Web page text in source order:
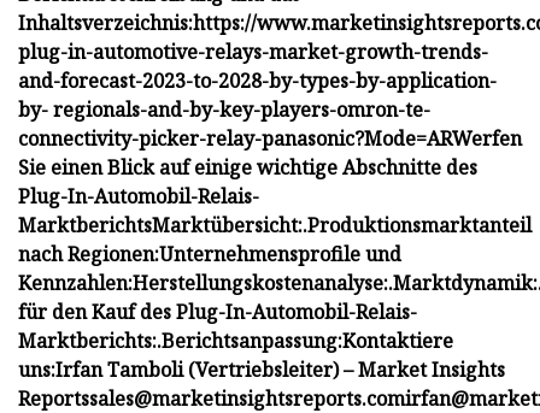
Inhaltsverzeichnis:https://
plug-in-automotive-relays-market-growth-trends-
and-forecast-2023-to-2028-by-types-by-application-
by- regionals-and-by-key-players-omron-te-
connectivity-picker-relay-panasonic?Mode=ARWerfen
Sie einen Blick auf einige wichtige Abschnitte des
Plug-In-Automobil-Relais-
MarktberichtsMarktübersicht:.Produktionsmarktanteil
nach Regionen:Unternehmensprofile und
Kennzahlen:Herstellungskostenanalyse:.Marktdynamik:
für den Kauf des Plug-In-Automobil-Relais-
Marktberichts:.Berichtsanpassung:Kontaktiere
uns:Irfan Tamboli (Vertriebsleiter) – Market Insights
Reportssales@marketinsightsreports.com